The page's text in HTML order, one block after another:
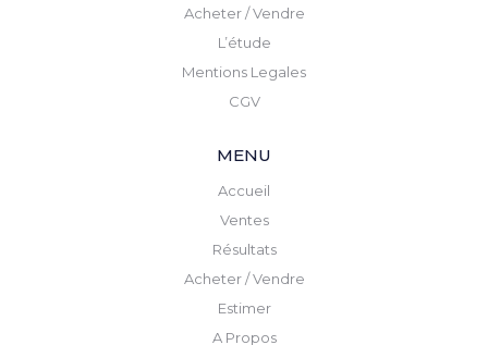
Acheter / Vendre
L’étude
Mentions Legales
CGV
MENU
Accueil
Ventes
Résultats
Acheter / Vendre
Estimer
A Propos